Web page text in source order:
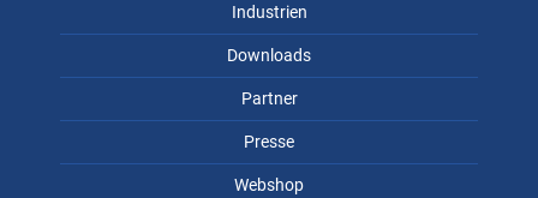
Industrien
Downloads
Partner
Presse
Webshop